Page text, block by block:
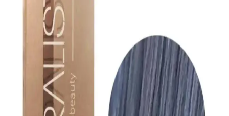
İnce saçlarda hacimli ve dalgalı saç modeli, saçın yoğunluğuna ve
kullanılan tekniklere bağlıdır. Doğru ürün ve yöntemlerle istenilen
görünüm elde edilir, saç sağlığı korunur.
Vasso Men 24 Saat Parlak ve Güçlü Tutuş Sağlayan
Saç Wax Ürünü İncelemesi
Vasso Men 24 Saat Wax, yüksek tutuculuk ve parlaklık sağlayan
krem formuyla, farklı saç tiplerine uygun, doğal görünüm ve
kalıcılık sunar. Kolay uygulama ve hoş koku avantajlarıyla öne